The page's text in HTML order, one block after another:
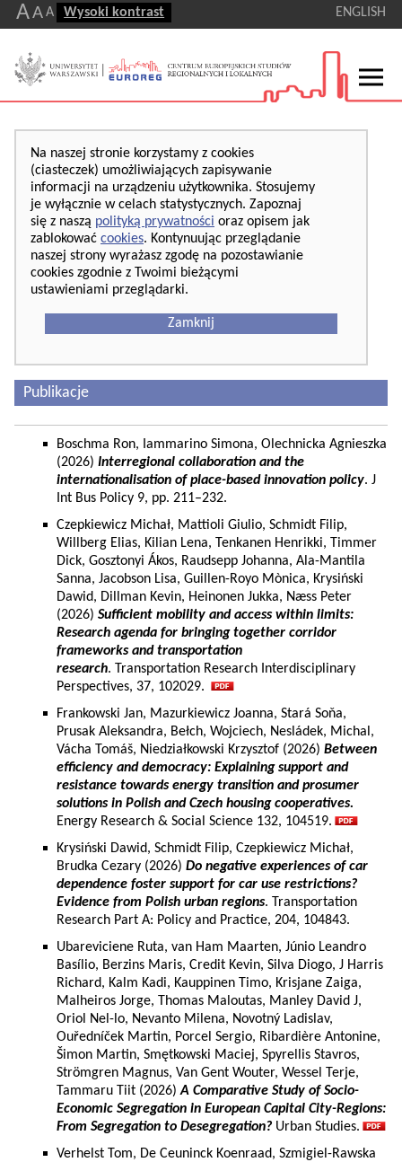
AA A Wysoki kontrast ENGLISH
Na naszej stronie korzystamy z cookies
(ciasteczek) umożliwiających zapisywanie
informacji na urządzeniu użytkownika. Stosujemy
je wyłącznie w celach statystycznych. Zapoznaj
się z naszą polityką prywatności oraz opisem jak
zablokować cookies. Kontynuując przeglądanie
naszej strony wyrażasz zgodę na pozostawianie
cookies zgodnie z Twoimi bieżącymi
ustawieniami przeglądarki.
Zamknij
Publikacje
Boschma Ron, Iammarino Simona, Olechnicka Agnieszka
(2026) Interregional collaboration and the
internationalisation of place-based innovation policy. J
Int Bus Policy 9, pp. 211–232.
Czepkiewicz Michał, Mattioli Giulio, Schmidt Filip,
Willberg Elias, Kilian Lena, Tenkanen Henrikki, Timmer
Dick, Gosztonyi Ákos, Raudsepp Johanna, Ala-Mantila
Sanna, Jacobson Lisa, Guillen-Royo Mònica, Krysiński
Dawid, Dillman Kevin, Heinonen Jukka, Næss Peter
(2026) Sufficient mobility and access within limits:
Research agenda for bringing together corridor
frameworks and transportation
research. Transportation Research Interdisciplinary
Perspectives, 37, 102029.
Frankowski Jan, Mazurkiewicz Joanna, Stará Soňa,
Prusak Aleksandra, Bełch, Wojciech, Nesládek, Michal,
Vácha Tomáš, Niedziałkowski Krzysztof (2026) Between
efficiency and democracy: Explaining support and
resistance towards energy transition and prosumer
solutions in Polish and Czech housing cooperatives.
Energy Research & Social Science 132, 104519.
Krysiński Dawid, Schmidt Filip, Czepkiewicz Michał,
Brudka Cezary (2026) Do negative experiences of car
dependence foster support for car use restrictions?
Evidence from Polish urban regions. Transportation
Research Part A: Policy and Practice, 204, 104843.
Ubareviciene Ruta, van Ham Maarten, Júnio Leandro
Basílio, Berzins Maris, Credit Kevin, Silva Diogo, J Harris
Richard, Kalm Kadi, Kauppinen Timo, Krisjane Zaiga,
Malheiros Jorge, Thomas Maloutas, Manley David J,
Oriol Nel-lo, Nevanto Milena, Novotný Ladislav,
Ouředníček Martin, Porcel Sergio, Ribardière Antonine,
Šimon Martin, Smętkowski Maciej, Spyrellis Stavros,
Strömgren Magnus, Van Gent Wouter, Wessel Terje,
Tammaru Tiit (2026)A Comparative Study of Socio-
Economic Segregation in European Capital City-Regions:
From Segregation to Desegregation? Urban Studies.
Verhelst Tom, De Ceuninck Koenraad, Szmigiel-Rawska